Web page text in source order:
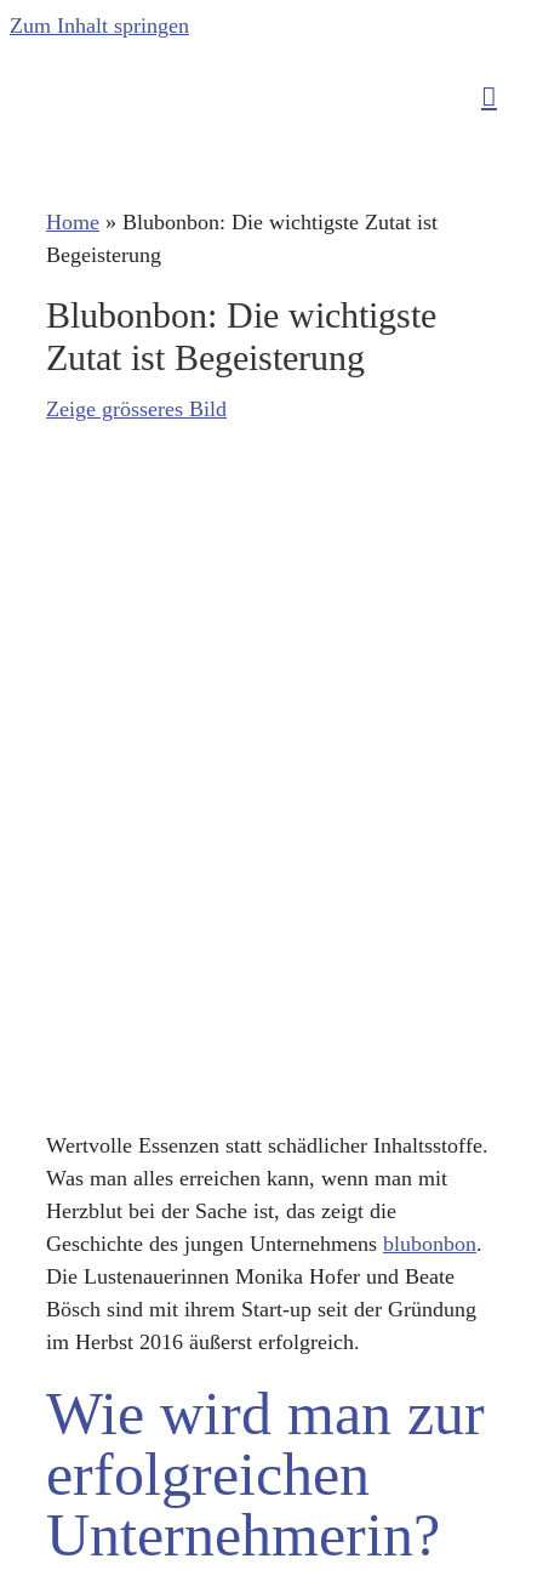
Zum Inhalt springen
Home » Blubonbon: Die wichtigste Zutat ist
Begeisterung
Blubonbon: Die wichtigste
Zutat ist Begeisterung
Zeige grösseres Bild
Wertvolle Essenzen statt schädlicher Inhaltsstoffe.
Was man alles erreichen kann, wenn man mit
Herzblut bei der Sache ist, das zeigt die
Geschichte des jungen Unternehmens blubonbon.
Die Lustenauerinnen Monika Hofer und Beate
Bösch sind mit ihrem Start-up seit der Gründung
im Herbst 2016 äußerst erfolgreich.
Wie wird man zur
erfolgreichen
Unternehmerin?